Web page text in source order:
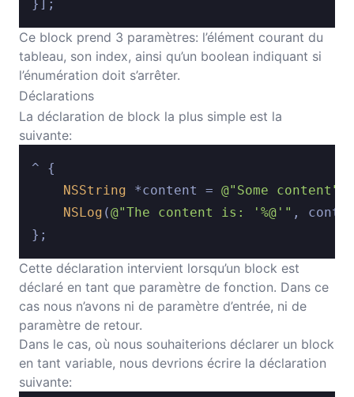
Ce block prend 3 paramètres: l’élément courant du
tableau, son index, ainsi qu’un boolean indiquant si
l’énumération doit s’arrêter.
Déclarations
La déclaration de block la plus simple est la
suivante:
^ {
NSString *content = @"Some content"
NSLog (@"The content is: '%@'" ,
Cette déclaration intervient lorsqu’un block est
déclaré en tant que paramètre de fonction. Dans ce
cas nous n’avons ni de paramètre d’entrée, ni de
paramètre de retour.
Dans le cas, où nous souhaiterions déclarer un block
en tant variable, nous devrions écrire la déclaration
suivante: